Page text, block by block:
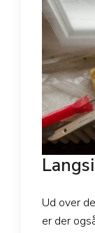
Ud over
er der